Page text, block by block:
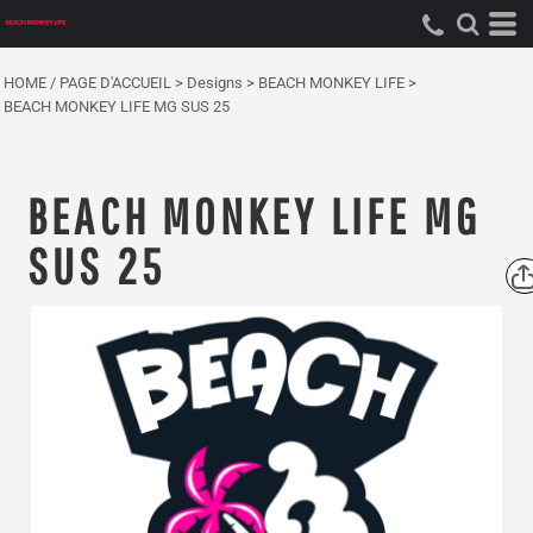
HOME / PAGE D'ACCUEIL > Designs > BEACH MONKEY LIFE >
BEACH MONKEY LIFE MG SUS 25
BEACH MONKEY LIFE MG
SUS 25